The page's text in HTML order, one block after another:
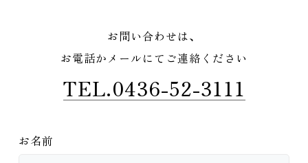
お問い合わせは、
お電話かメールにてご連絡ください
TEL.0436-52-3111
お名前